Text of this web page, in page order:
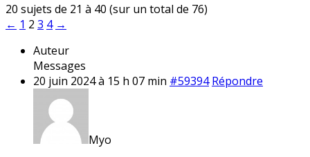
20 sujets de 21 à 40 (sur un total de 76)
← 1 2 3 4 →
Auteur
Messages
20 juin 2024 à 15 h 07 min #59394 Répondre
Myo